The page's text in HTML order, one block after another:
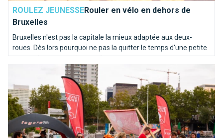
ROULEZ JEUNESSERouler en vélo en dehors de
Bruxelles
Bruxelles n'est pas la capitale la mieux adaptée aux deux-
roues. Dès lors pourquoi ne pas la quitter le temps d'une petite
escapade au coeur du pays ?
Le salon Bike Brussels est de retour pour vous en mettre